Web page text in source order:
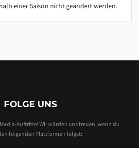
einer Saison nicht geändert werden.
FOLGE UNS
Auftritte! Wir würden uns freuen, wenn du
folgenden Plattformen folgst: